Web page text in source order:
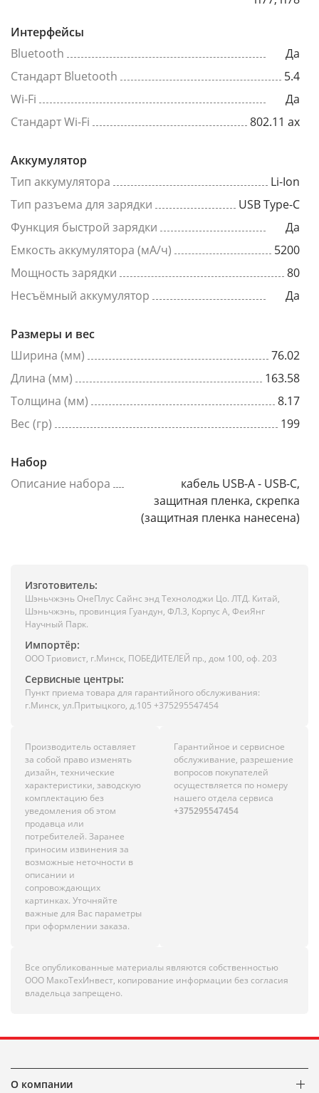
Интерфейсы
Bluetooth
Да
Стандарт Bluetooth
5.4
Wi-Fi
Да
Стандарт Wi-Fi
802.11 ax
Аккумулятор
Тип аккумулятора
Li-Ion
Тип разъема для зарядки
USB Type-C
Функция быстрой зарядки
Да
Емкость аккумулятора (мА/ч)
5200
Мощность зарядки
80
Несъёмный аккумулятор
Да
Размеры и вес
Ширина (мм)
76.02
Длина (мм)
163.58
Толщина (мм)
8.17
Вес (гр)
199
Набор
Описание набора
кабель USB-A - USB-C,
защитная пленка, скрепка
(защитная пленка нанесена)
Изготовитель:
Шэньчжэнь ОнеПлус Сайнс энд Технолоджи Цо. ЛТД. Китай,
Шэньчжэнь, провинция Гуандун, ФЛ.3, Корпус А, ФеиЯнг
Научный Парк.
Импортёр:
ООО Триовист, г.Минск, ПОБЕДИТЕЛЕЙ пр., дом 100, оф. 203
Сервисные центры:
Пункт приема товара для гарантийного обслуживания:
г.Минск, ул.Притыцкого, д.105 +375295547454
Производитель оставляет
за собой право изменять
дизайн, технические
характеристики, заводскую
комплектацию без
уведомления об этом
продавца или
потребителей. Заранее
приносим извинения за
возможные неточности в
описании и
сопровождающих
картинках. Уточняйте
важные для Вас параметры
при оформлении заказа.
Гарантийное и сервисное
обслуживание, разрешение
вопросов покупателей
осуществляется по номеру
нашего отдела сервиса
+375295547454
Все опубликованные материалы являются собственностью
ООО МакоТехИнвест, копирование информации без согласия
владельца запрещено.
О компании